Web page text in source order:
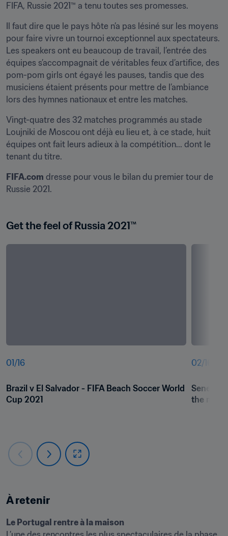
FIFA, Russie 2021™ a tenu toutes ses promesses.
Il faut dire que le pays hôte n’a pas lésiné sur les moyens
pour faire vivre un tournoi exceptionnel aux spectateurs.
Les speakers ont eu beaucoup de travail, l’entrée des
équipes s’accompagnait de véritables feux d’artifice, des
pom-pom girls ont égayé les pauses, tandis que des
musiciens étaient présents pour mettre de l’ambiance
lors des hymnes nationaux et entre les matches.
Vingt-quatre des 32 matches programmés au stade
Loujniki de Moscou ont déjà eu lieu et, à ce stade, huit
équipes ont fait leurs adieux à la compétition... dont le
tenant du titre.
FIFA.com dresse pour vous le bilan du premier tour de
Russie 2021.
Get the feel of Russia 2021™
01 /16
Brazil v El Salvador - FIFA Beach Soccer World
Cup 2021
02/16
Senegal
the
À retenir